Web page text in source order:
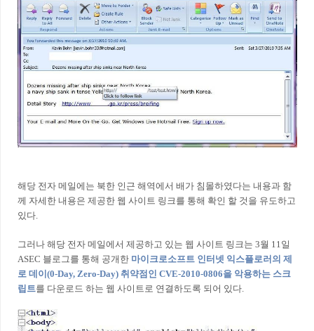
해당 전자 메일에는 북한 인근 해역에서 배가 침몰하였다는 내용과 함
께 자세한 내용은 제공한 웹 사이트 링크를 통해 확인 할 것을 유도하고
있다.
그러나 해당 전자 메일에서 제공하고 있는 웹 사이트 링크는 3월 11일
ASEC 블로그를 통해 공개한 마이크로소프트 인터넷 익스플로러의 제
로 데이(0-Day, Zero-Day) 취약점인 CVE-2010-0806을 악용하는 스크
립트를 다운로드 하는 웹 사이트로 연결하도록 되어 있다.